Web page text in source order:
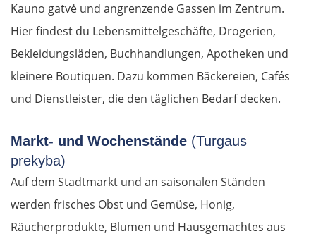
Kauno gatvė und angrenzende Gassen im Zentrum.
Hier findest du Lebensmittelgeschäfte, Drogerien,
Bekleidungsläden, Buchhandlungen, Apotheken und
kleinere Boutiquen. Dazu kommen Bäckereien, Cafés
und Dienstleister, die den täglichen Bedarf decken.
Markt- und Wochenstände (Turgaus
prekyba)
Auf dem Stadtmarkt und an saisonalen Ständen
werden frisches Obst und Gemüse, Honig,
Räucherprodukte, Blumen und Hausgemachtes aus